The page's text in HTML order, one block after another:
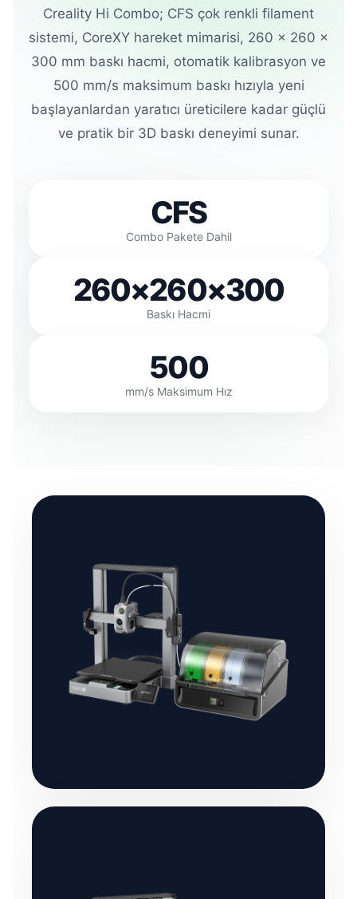
Creality Hi Combo; CFS çok renkli filament
sistemi, CoreXY hareket mimarisi, 260 × 260 ×
300 mm baskı hacmi, otomatik kalibrasyon ve
500 mm/s maksimum baskı hızıyla yeni
başlayanlardan yaratıcı üreticilere kadar güçlü
ve pratik bir 3D baskı deneyimi sunar.
CFS
Combo Pakete Dahil
260×260×300
Baskı Hacmi
500
mm/s Maksimum Hız